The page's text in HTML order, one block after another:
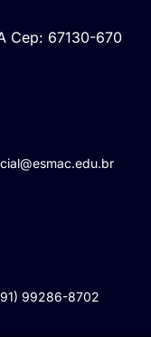
Cep: 67130-670
99286-8702